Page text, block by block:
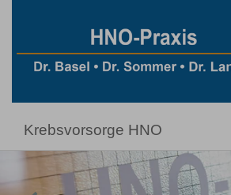
Krebsvorsorge HNO
Previous